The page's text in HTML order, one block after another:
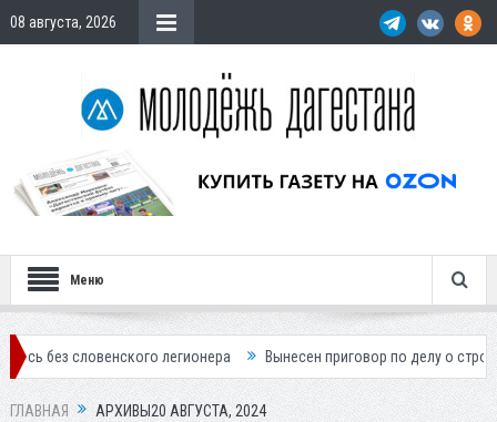
08 августа, 2026
Меню
легионера Вынесен приговор по делу о строительстве
ГЛАВНАЯ АРХИВЫ20 АВГУСТА, 2024